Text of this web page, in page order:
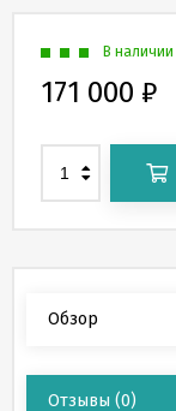
В наличии
171 000 ₽
Обзор
Отзывы (0)